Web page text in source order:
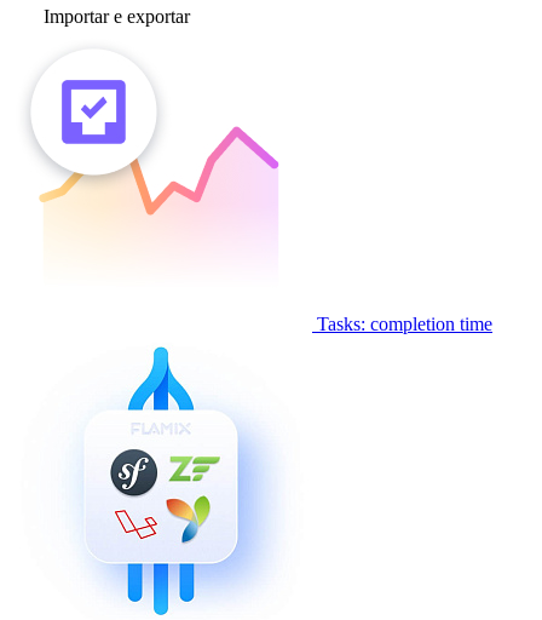
Importar e exportar
Tasks: completion time